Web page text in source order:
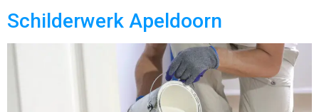
Schilderwerk Apeldoorn